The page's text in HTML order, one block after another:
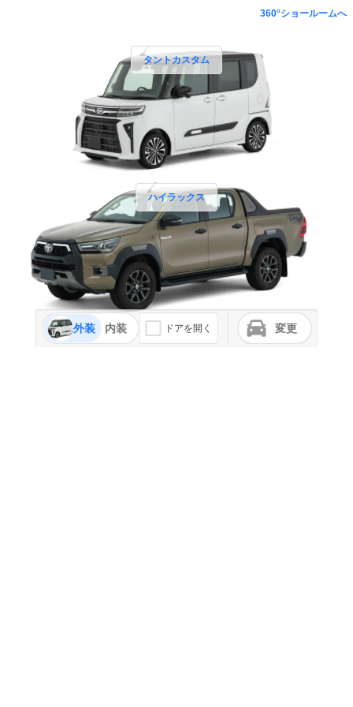
360°ショールームへ
タントカスタム
ハイラックス
外装 内装 ドアを開く 変更